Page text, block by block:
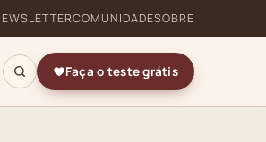
COMUNIDADESOBRE
Faça o teste grátis